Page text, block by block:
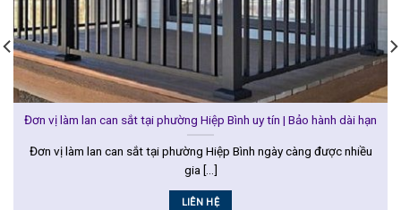
Đơn vị làm lan can sắt tại phường Hiệp Bình uy tín | Bảo hành dài hạn
Đơn vị làm lan can sắt tại phường Hiệp Bình ngày càng được nhiều
gia [...]
LIÊN HỆ